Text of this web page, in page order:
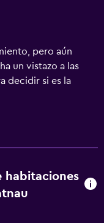
pero aún
un vistazo a las
decidir si es la
habitaciones